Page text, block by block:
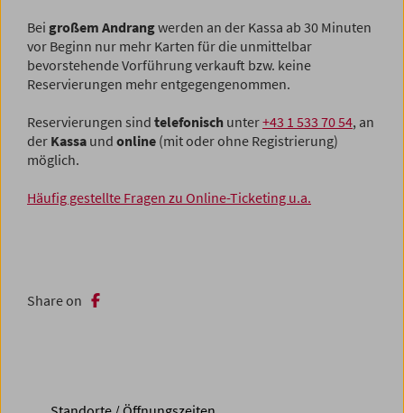
Bei großem Andrangwerden an der Kassa ab 30 Minuten
vor Beginn nur mehr Karten für die unmittelbar
bevorstehende Vorführung verkauft bzw. keine
Reservierungen mehr entgegengenommen.
Reservierungen sind telefonisch unter+43 1 533 70 54, an
der Kassa und online (mit oder ohne Registrierung)
möglich.
Häufig gestellte Fragen zu Online-Ticketing u.a.
Share on